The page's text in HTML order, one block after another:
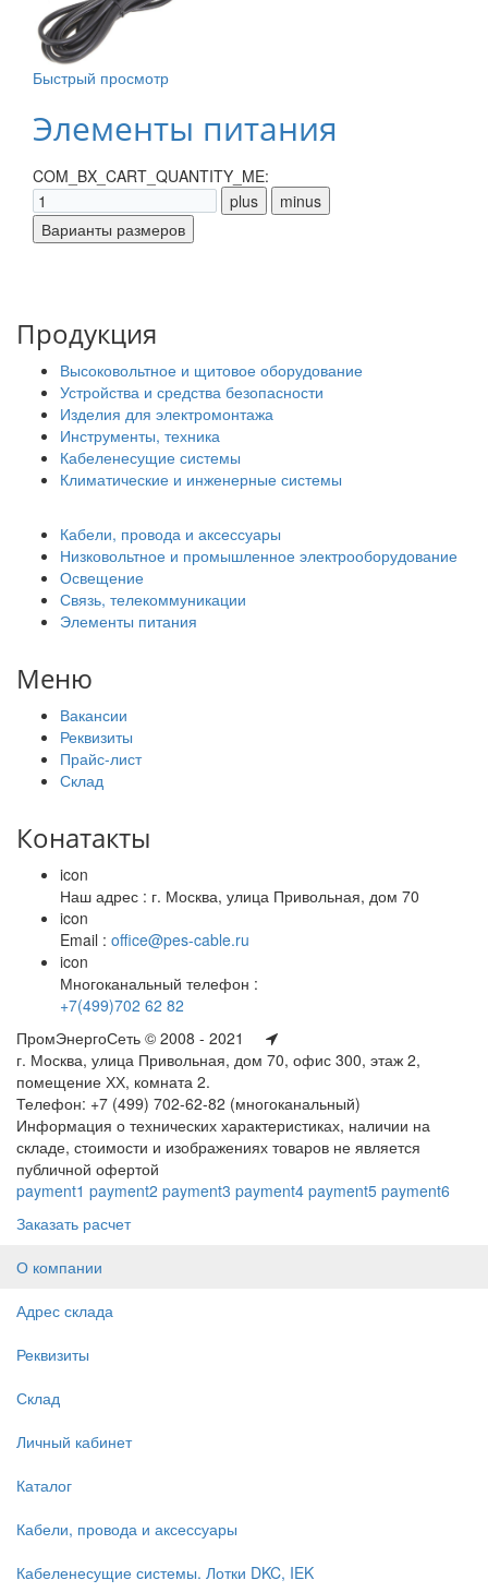
Быстрый просмотр
Элементы питания
COM_BX_CART_QUANTITY_ME:
Продукция
Высоковольтное и щитовое оборудование
Устройства и средства безопасности
Изделия для электромонтажа
Инструменты, техника
Кабеленесущие системы
Климатические и инженерные системы
Кабели, провода и аксессуары
Низковольтное и промышленное электрооборудование
Освещение
Связь, телекоммуникации
Элементы питания
Меню
Вакансии
Реквизиты
Прайс-лист
Склад
Конатакты
icon
Наш адрес : г. Москва, улица Привольная, дом 70
icon
Email : office@pes-cable.ru
icon
Многоканальный телефон :
+7(499)702 62 82
ПромЭнергоСеть © 2008 - 2021
г. Москва, улица Привольная, дом 70, офис 300, этаж 2,
помещение ХХ, комната 2.
Телефон: +7 (499) 702-62-82 (многоканальный)
Информация о технических характеристиках, наличии на
складе, стоимости и изображениях товаров не является
публичной офертой
payment1 payment2 payment3 payment4 payment5 payment6
Заказать расчет
О компании
Адрес склада
Реквизиты
Склад
Личный кабинет
Каталог
Кабели, провода и аксессуары
Кабеленесущие системы. Лотки DKC, IEK